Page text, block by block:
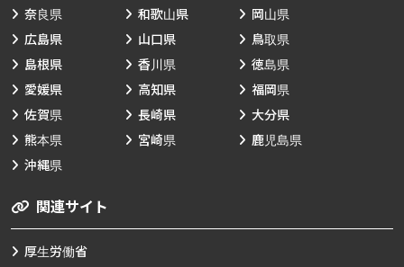
奈良県
和歌山県
岡山県
広島県
山口県
鳥取県
島根県
香川県
徳島県
愛媛県
高知県
福岡県
佐賀県
長崎県
大分県
熊本県
宮崎県
鹿児島県
沖縄県
関連サイト
厚生労働省